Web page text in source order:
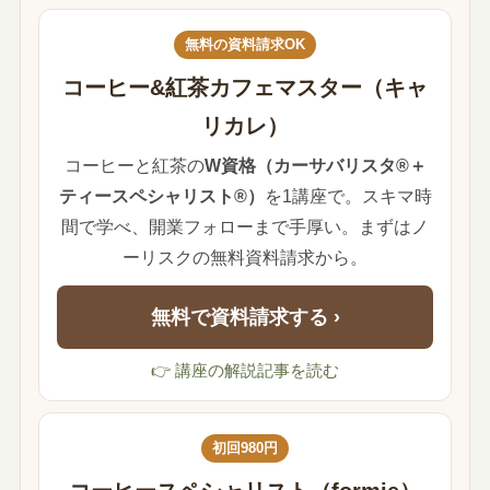
無料の資料請求OK
コーヒー&紅茶カフェマスター（キャ
リカレ）
コーヒーと紅茶のW資格（カーサバリスタ®＋
ティースペシャリスト®）
を1講座で。スキマ時
間で学べ、開業フォローまで手厚い。まずはノ
ーリスクの無料資料請求から。
無料で資料請求する ›
👉 講座の解説記事を読む
初回980円